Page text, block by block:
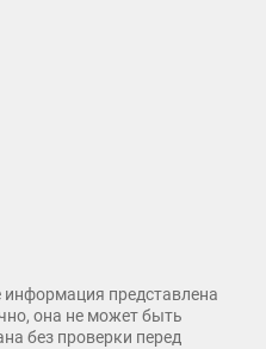
представлена
она не может быть
без проверки перед